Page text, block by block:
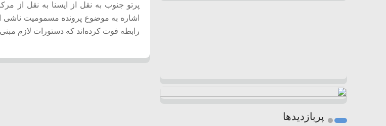
پرتو جنوب به نقل از ایسنا به نقل از
رابطه فوت کرده‌اند که دستورات لازم
پربازدیدها